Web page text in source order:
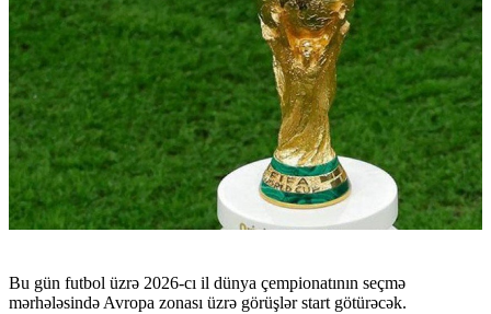
Bu gün futbol üzrə 2026-cı il dünya çempionatının seçmə
mərhələsində Avropa zonası üzrə görüşlər start götürəcək.